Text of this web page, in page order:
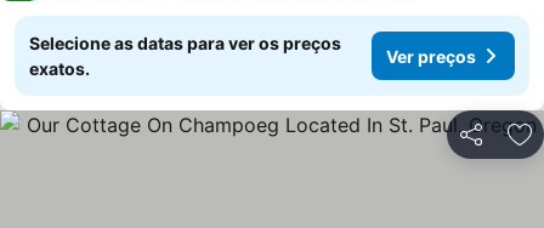
Selecione as datas para ver os preços
exatos.
Ver preços
Partilhar